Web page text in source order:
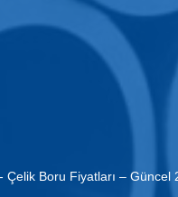
- Çelik Boru Fiyatları – Güncel